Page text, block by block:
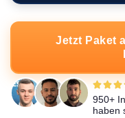
Jetzt Paket
950+
haben